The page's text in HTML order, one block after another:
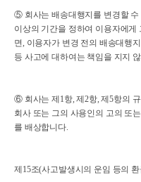
⑤ 회사는 배송대행지를 변경할 수
이상의 기간을 정하여 이용자에
면, 이용자가 변경 전의 배송대행
등 사고에 대하여는 책임을 지지
⑥ 회사는 제1항, 제2항, 제5항의
회사 또는 그의 사용인의 고의 또
를 배상합니다.
제15조(사고발생시의 운임 등의